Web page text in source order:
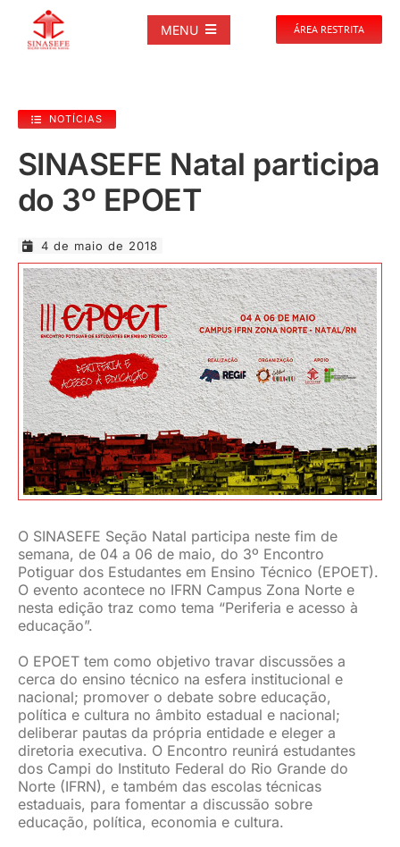
MENU
NOTÍCIAS
PUBLICAÇÕES
DOCUMENTOS
GALERIAS
EVENTOS
JURÍDICO
CLUBE
CONTATO
ÁREA RESTRITA
NOTÍCIAS
SINASEFE Natal participa
do 3º EPOET
4 de maio de 2018
O SINASEFE Seção Natal participa neste fim de
semana, de 04 a 06 de maio, do 3º Encontro
Potiguar dos Estudantes em Ensino Técnico (EPOET).
O evento acontece no IFRN Campus Zona Norte e
nesta edição traz como tema “Periferia e acesso à
educação”.
O EPOET tem como objetivo travar discussões a
cerca do ensino técnico na esfera institucional e
nacional; promover o debate sobre educação,
política e cultura no âmbito estadual e nacional;
deliberar pautas da própria entidade e eleger a
diretoria executiva. O Encontro reunirá estudantes
dos Campi do Instituto Federal do Rio Grande do
Norte (IFRN), e também das escolas técnicas
estaduais, para fomentar a discussão sobre
educação, política, economia e cultura.